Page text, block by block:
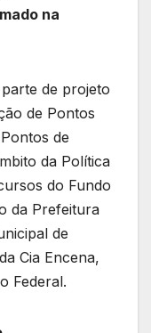
na
de projeto
de Pontos
de
da Política
do Fundo
da Prefeitura
de
Cia Encena,
Federal.